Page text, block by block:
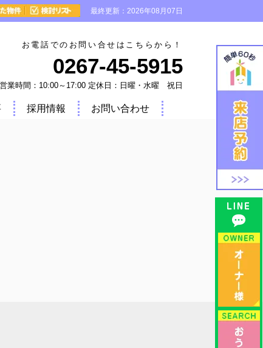
最終更新：2026年08月07日
お電話でのお問い合せはこちらから！
0267-45-5915
営業時間：10:00～17:00 定休日：日曜・水曜 祝日
採用情報 お問い合わせ